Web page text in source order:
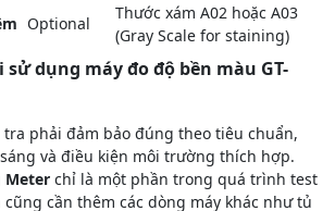
Optional
Thước xám A02 hoặc A03
(Gray Scale for staining)
dụng máy đo độ bền màu GT-
tra phải đảm bảo đúng theo tiêu chuẩn,
và điều kiện môi trường thích hợp.
Meter chỉ là một phần trong quá trình test
cần thêm các dòng máy khác như tủ